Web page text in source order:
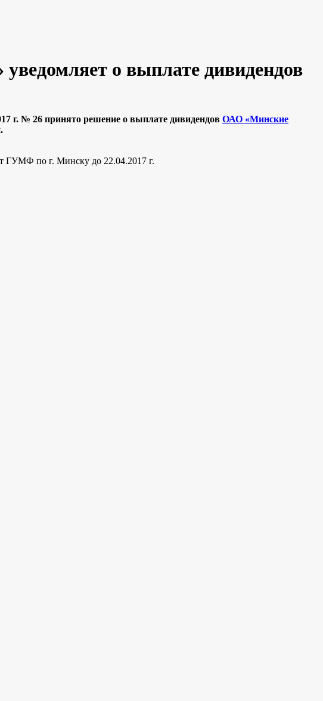
о выплате дивидендов
г. № 26 принято решение о выплате дивидендов ОАО «Минские
ГУМФ по г. Минску до 22.04.2017 г.